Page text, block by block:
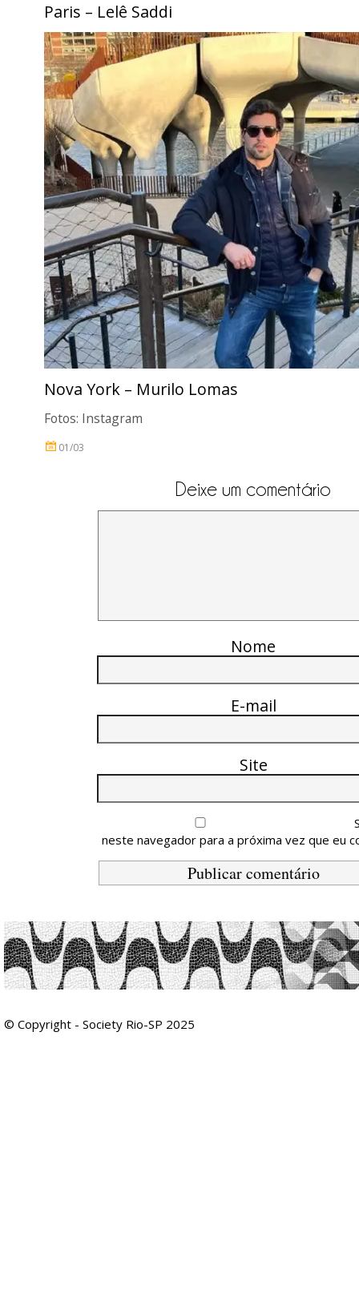
Paris – Lelê Saddi
Nova York – Murilo Lomas
Fotos: Instagram
01/03
Deixe um comentário
Nome
E-mail
Site
neste navegador para a próxima vez que eu
© Copyright - Society Rio-SP 2025